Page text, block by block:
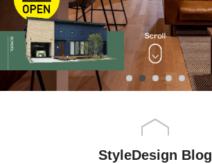
StyleDesign Blog